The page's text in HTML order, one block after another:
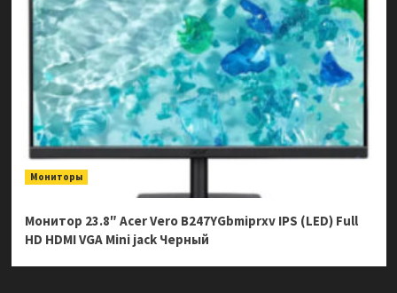
Мониторы
Монитор 23.8″ Acer Vero B247YGbmiprxv IPS (LED) Full
HD HDMI VGA Mini jack Черный